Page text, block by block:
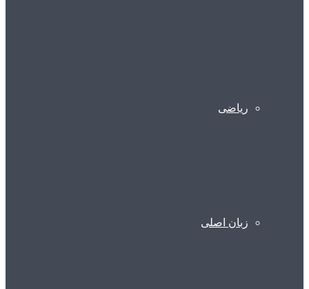
ریاضی
زبان اصلی